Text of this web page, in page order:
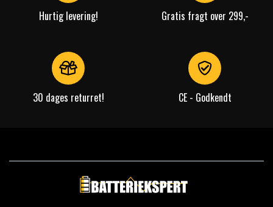
Hurtig levering! Gratis fragt over 299,-
30 dages returret! CE - Godkendt